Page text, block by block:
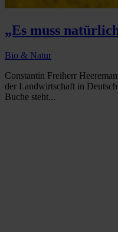
„Es muss
Bio & Natur
Constantin Freiherr
der Landwirtschaft in
Buche steht...